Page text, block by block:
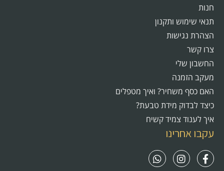
חנות
תנאי שימוש ותקנון
הצהרת נגישות
צרו קשר
החשבון שלי
מעקב הזמנה
האם כסף משחיר? ואיך מטפלים
כיצד לבדוק מידת טבעת?
איך לענוד צמיד קשיח
עקבו אחרינו